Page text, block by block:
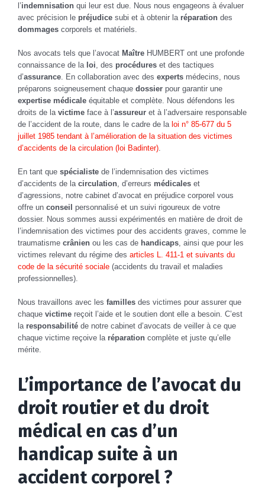
l’indemnisation qui leur est due. Nous nous engageons à évaluer
avec précision le préjudice subi et à obtenir la réparation des
dommages corporels et matériels.
Nos avocats tels que l’avocat Maître HUMBERT ont une profonde
connaissance de la loi , des procédures et des tactiques
d’assurance . En collaboration avec des experts médecins, nous
préparons soigneusement chaque dossier pour garantir une
expertise médicale équitable et complète. Nous défendons les
droits de la victime face à l’assureur et à l’adversaire responsable
de l’accident de la route, dans le cadre de la loi n° 85-677 du 5
juillet 1985 tendant à l’amélioration de la situation des victimes
d’accidents de la circulation (loi Badinter)
En tant que spécialiste de l’indemnisation des victimes
d’accidents de la circulation , d’erreurs médicales et
d’agressions, notre cabinet d’avocat en préjudice corporel vous
offre un conseil personnalisé et un suivi rigoureux de votre
dossier. Nous sommes aussi expérimentés en matière de droit de
l’indemnisation des victimes pour des accidents graves, comme le
traumatisme crânien ou les cas de handicaps , ainsi que pour les
victimes relevant du régime des articles L. 411-1 et suivants du
code de la sécurité sociale (accidents du travail et maladies
professionnelles).
Nous travaillons avec les familles des victimes pour assurer que
chaque victime reçoit l’aide et le soutien dont elle a besoin. C’est
la responsabilité de notre cabinet d’avocats de veiller à ce que
chaque victime reçoive la réparation complète et juste qu’elle
mérite.
L’importance de l’avocat du
droit routier et du droit
médical en cas d’un
handicap suite à un
accident corporel ?